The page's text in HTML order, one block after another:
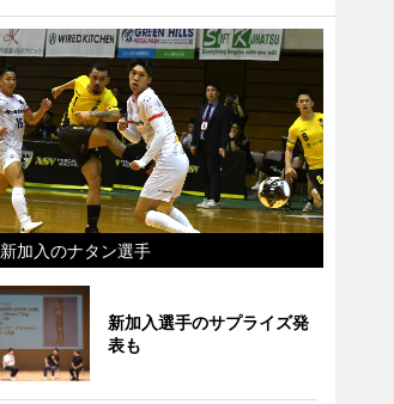
新加入のナタン選手
新加入選手のサプライズ発
表も